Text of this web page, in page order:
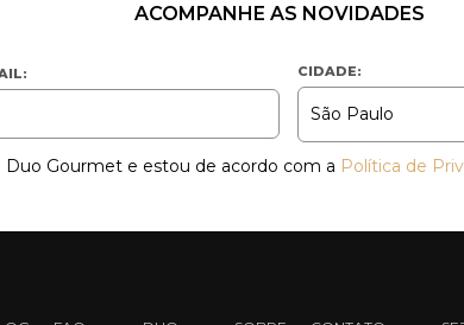
ACOMPANHE AS NOVIDADES
CIDADE:
Gourmet e estou de acordo com a Política de